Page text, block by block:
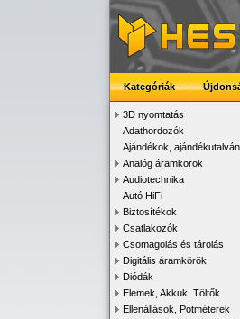
Kategóriák
3D nyomtatás
Adathordozók
Ajándékok,
Analóg áramkörök
Audiotechnika
Autó HiFi
Biztosítékok
Csatlakozók
Csomagolás és tárolás
Digitális áramkörök
Diódák
Elemek, Akkuk, Töltők
Ellenállások, Potméterek